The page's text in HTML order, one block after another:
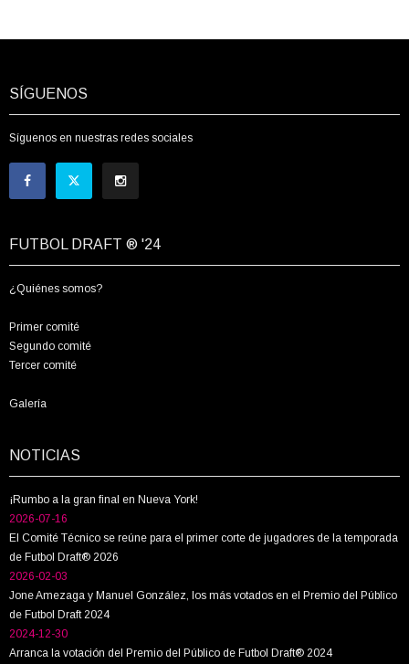
SÍGUENOS
Síguenos en nuestras redes sociales
FUTBOL DRAFT ® '24
¿Quiénes somos?
Primer comité
Segundo comité
Tercer comité
Galería
NOTICIAS
¡Rumbo a la gran final en Nueva York!
2026-07-16
El Comité Técnico se reúne para el primer corte de jugadores de la temporada
de Futbol Draft® 2026
2026-02-03
Jone Amezaga y Manuel González, los más votados en el Premio del Público
de Futbol Draft 2024
2024-12-30
Arranca la votación del Premio del Público de Futbol Draft® 2024